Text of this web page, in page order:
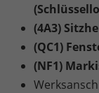
(4A3)
(QC1)
(NF1)